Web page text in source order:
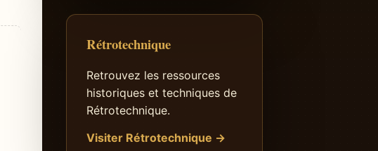
Rétrotechnique
Retrouvez les ressources
historiques et techniques de
Rétrotechnique.
Visiter Rétrotechnique →